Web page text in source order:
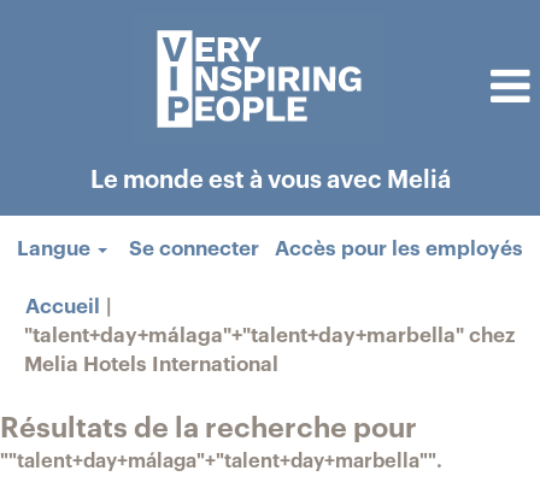
Le monde est à vous avec Meliá
Langue Se connecter Accès pour les employés
Accueil
"talent+day+málaga"+"talent+day+marbella" chez
Melia Hotels International
Résultats de la recherche pour
""talent+day+málaga"+"talent+day+marbella"".